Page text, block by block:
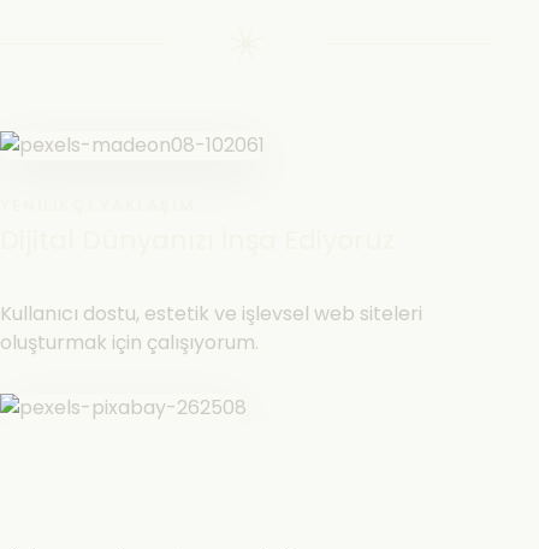
Kullanıcı dostu, estetik ve işlevsel web siteleri
oluşturmak için çalışıyorum.